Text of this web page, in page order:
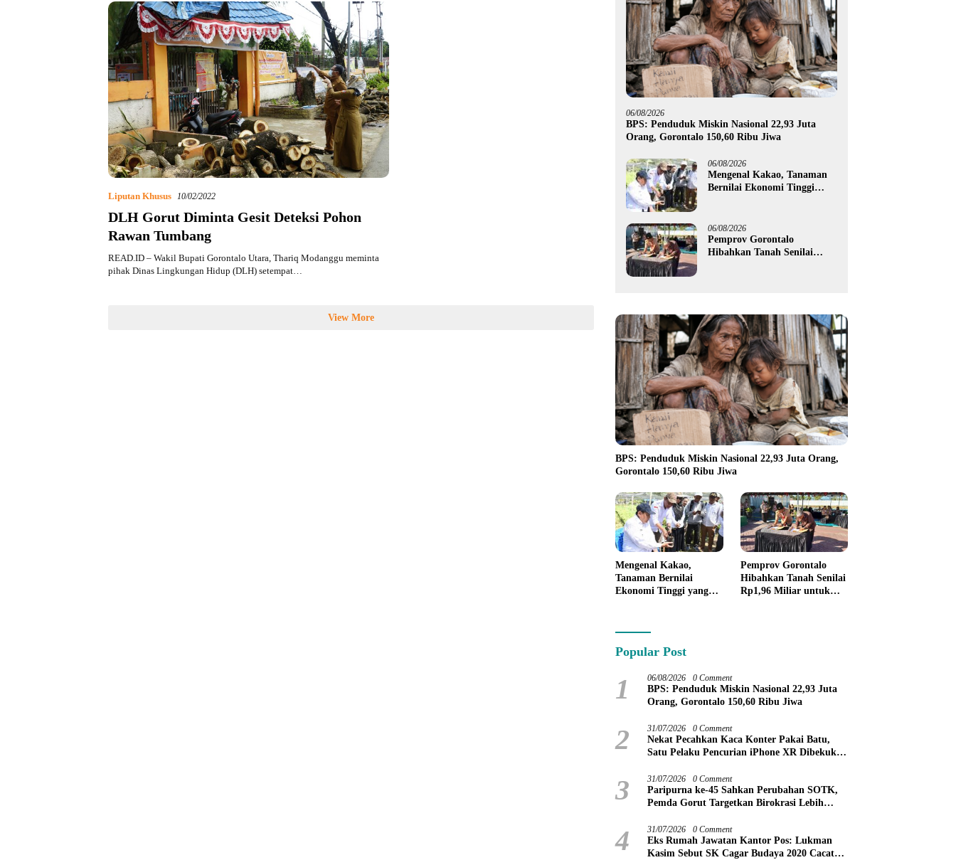
Liputan Khusus 10/02/2022
DLH Gorut Diminta Gesit Deteksi Pohon
Rawan Tumbang
READ.ID – Wakil Bupati Gorontalo Utara, Thariq Modanggu meminta
pihak Dinas Lingkungan Hidup (DLH) setempat…
View More
06/08/2026
BPS: Penduduk Miskin Nasional 22,93 Juta
Orang, Gorontalo 150,60 Ribu Jiwa
06/08/2026
Mengenal Kakao, Tanaman
Bernilai Ekonomi Tinggi
Petani Boalemo
06/08/2026
Pemprov Gorontalo
Hibahkan Tanah Senilai
BPS: Penduduk Miskin Nasional 22,93 Juta Orang,
Gorontalo 150,60 Ribu Jiwa
Mengenal Kakao,
Tanaman Bernilai
Ekonomi Tinggi yang
kepada Petani Boalemo
Pemprov Gorontalo
Hibahkan Tanah Senilai
Rp1,96 Miliar untuk
Popular Post
1 06/08/2026 0 Comment
BPS: Penduduk Miskin Nasional 22,93 Juta
Orang, Gorontalo 150,60 Ribu Jiwa
2 31/07/2026 0 Comment
Nekat Pecahkan Kaca Konter Pakai Batu,
Satu Pelaku Pencurian iPhone XR Dibekuk
3 31/07/2026 0 Comment
Paripurna ke-45 Sahkan Perubahan SOTK,
Pemda Gorut Targetkan Birokrasi Lebih
4 31/07/2026 0 Comment
Eks Rumah Jawatan Kantor Pos: Lukman
Kasim Sebut SK Cagar Budaya 2020 Cacat